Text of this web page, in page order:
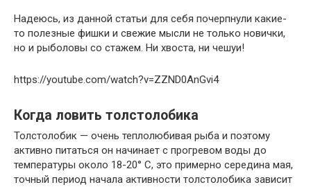
Надеюсь, из данной статьи для себя почерпнули какие-
то полезные фишки и свежие мысли не только новички,
но и рыболовы со стажем. Ни хвоста, ни чешуи!
https://youtube.com/watch?v=ZZND0AnGvi4
Когда ловить толстолобика
Толстолобик — очень теплолюбивая рыба и поэтому
активно питаться он начинает с прогревом воды до
температуры около 18-20° С, это примерно середина мая,
точный период начала активности толстолобика зависит